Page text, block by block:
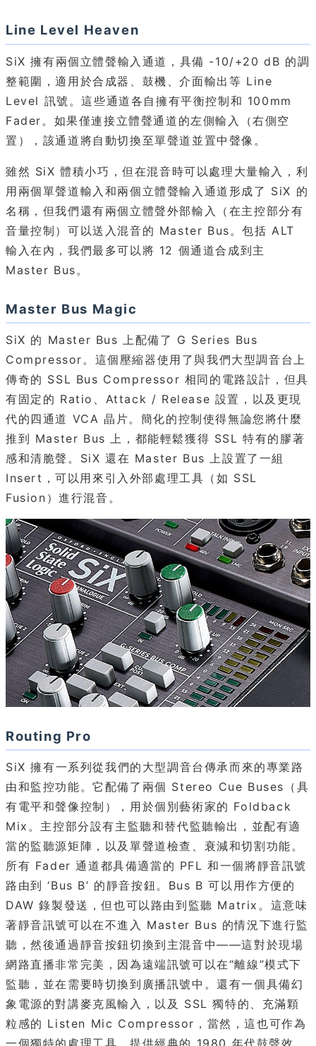
Line Level Heaven
SiX 擁有兩個立體聲輸入通道，具備 -10/+20 dB 的調
整範圍，適用於合成器、鼓機、介面輸出等 Line
Level 訊號。這些通道各自擁有平衡控制和 100mm
Fader。如果僅連接立體聲通道的左側輸入（右側空
置），該通道將自動切換至單聲道並置中聲像。
雖然 SiX 體積小巧，但在混音時可以處理大量輸入，利
用兩個單聲道輸入和兩個立體聲輸入通道形成了 SiX 的
名稱，但我們還有兩個立體聲外部輸入（在主控部分有
音量控制）可以送入混音的 Master Bus。包括 ALT
輸入在內，我們最多可以將 12 個通道合成到主
Master Bus。
Master Bus Magic
SiX 的 Master Bus 上配備了 G Series Bus
Compressor。這個壓縮器使用了與我們大型調音台上
傳奇的 SSL Bus Compressor 相同的電路設計，但具
有固定的 Ratio、Attack / Release 設置，以及更現
代的四通道 VCA 晶片。簡化的控制使得無論您將什麼
推到 Master Bus 上，都能輕鬆獲得 SSL 特有的膠著
感和清脆聲。SiX 還在 Master Bus 上設置了一組
Insert，可以用來引入外部處理工具（如 SSL
Fusion）進行混音。
Routing Pro
SiX 擁有一系列從我們的大型調音台傳承而來的專業路
由和監控功能。它配備了兩個 Stereo Cue Buses（具
有電平和聲像控制），用於個別藝術家的 Foldback
Mix。主控部分設有主監聽和替代監聽輸出，並配有適
當的監聽源矩陣，以及單聲道檢查、衰減和切割功能。
所有 Fader 通道都具備適當的 PFL 和一個將靜音訊號
路由到 ‘Bus B’ 的靜音按鈕。Bus B 可以用作方便的
DAW 錄製發送，但也可以路由到監聽 Matrix。這意味
著靜音訊號可以在不進入 Master Bus 的情況下進行監
聽，然後通過靜音按鈕切換到主混音中——這對於現場
網路直播非常完美，因為遠端訊號可以在“離線”模式下
監聽，並在需要時切換到廣播訊號中。還有一個具備幻
象電源的對講麥克風輸入，以及 SSL 獨特的、充滿顆
粒感的 Listen Mic Compressor，當然，這也可作為